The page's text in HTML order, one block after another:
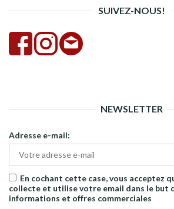
SUIVEZ-NOUS!
NEWSLETTER
Adresse e-mail:
En cochant cette case, vous acceptez
collecte et utilise votre email dans le but
informations et offres commerciales